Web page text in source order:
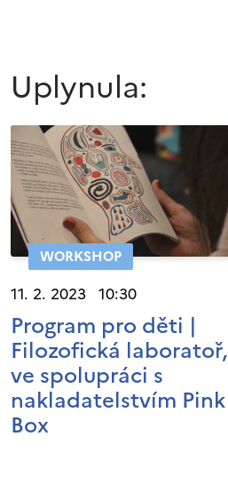
Uplynula:
WORKSHOP
11. 2. 2023 10:30
Program pro děti |
Filozofická laboratoř,
ve spolupráci s
nakladatelstvím Pink
Box